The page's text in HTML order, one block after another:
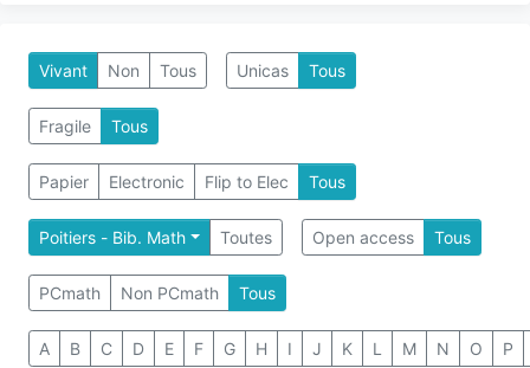
Vivant Non Tous Unicas Tous
Fragile Tous
Papier Electronic Flip to Elec Tous
Poitiers - Bib. Math Toutes Open access Tous
PCmath Non PCmath Tous
A B C D E F G H I J K L M N O P